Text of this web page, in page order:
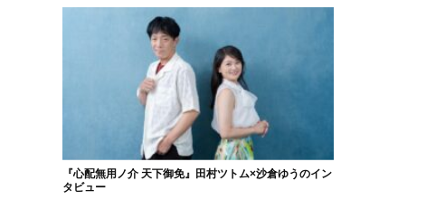
『心配無用ノ介 天下御免』田村ツトム×沙倉ゆうのイン
タビュー